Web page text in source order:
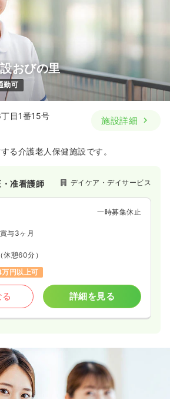
おびの里
勤可
目1番15号
施設詳細
る介護老人保健施設です。
・准看護師 デイケア・デイサービス
一時募集休止
賞与3ヶ月
（休憩60分）
円以上可
詳細を見る